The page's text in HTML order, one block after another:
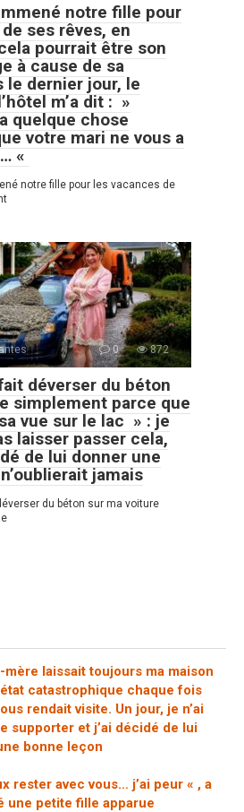
notre fille pour
ses rêves, en
pourrait être son
à cause de sa
le dernier jour, le
m’a dit : »
quelque chose
votre mari ne vous a
«
notre fille pour les vacances de
0 872
déverser du béton
simplement parce que
vue sur le lac » : je
laisser passer cela,
de lui donner une
jamais
du béton sur ma voiture
mère laissait toujours ma maison
catastrophique chaque fois
rendait visite. Un jour, je n’ai
supporter et j’ai décidé de lui
bonne leçon
rester avec vous… j’ai peur « , a
une petite fille apparue